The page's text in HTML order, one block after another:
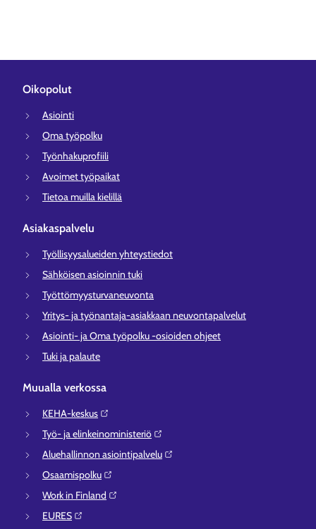
Oikopolut
Asiointi
Oma työpolku
Työnhakuprofiili
Avoimet työpaikat
Tietoa muilla kielillä
Asiakaspalvelu
Työllisyysalueiden yhteystiedot
Sähköisen asioinnin tuki
Työttömyysturvaneuvonta
Yritys- ja työnantaja-asiakkaan neuvontapalvelut
Asiointi- ja Oma työpolku -osioiden ohjeet
Tuki ja palaute
Muualla verkossa
KEHA-keskus⁠
Työ- ja elinkeinoministeriö⁠
Aluehallinnon asiointipalvelu⁠
Osaamispolku⁠
Work in Finland⁠
EURES⁠